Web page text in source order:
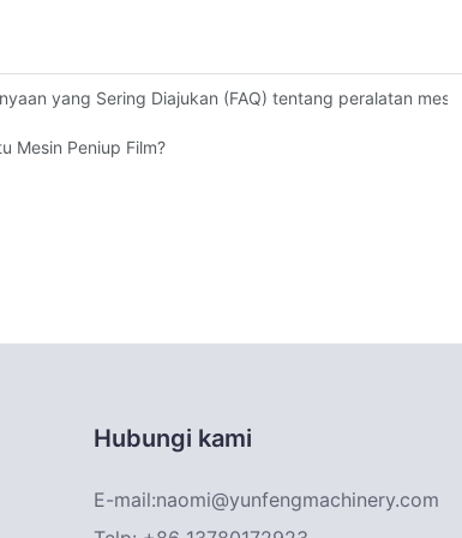
Kesuksesan Gemilang
yang Sering Diajukan (FAQ) tentang peralatan
Mesin Peniup Film?
Hubungi kami
E-mail:naomi@yunfengmachinery.com